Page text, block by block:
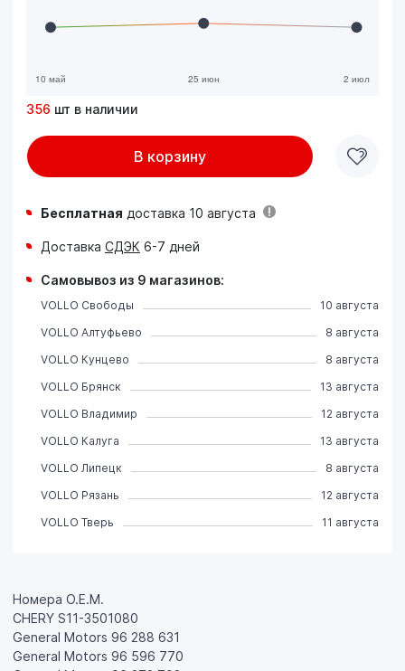
Номера О.Е.М.
CHERY S11-3501080
General Motors 96 288 631
General Motors 96 596 770
356 шт в наличии
В корзину
Бесплатная доставка 10 августа
Доставка СДЭК 6-7 дней
Самовывоз из 9 магазинов:
VOLLO Свободы
10 августа
VOLLO Алтуфьево
8 августа
VOLLO Кунцево
8 августа
VOLLO Брянск
13 августа
VOLLO Владимир
12 августа
VOLLO Калуга
13 августа
VOLLO Липецк
8 августа
VOLLO Рязань
12 августа
VOLLO Тверь
11 августа